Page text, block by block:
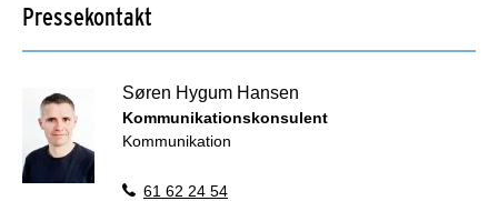
Pressekontakt
Søren Hygum Hansen
Kommunikationskonsulent
Kommunikation
61 62 24 54